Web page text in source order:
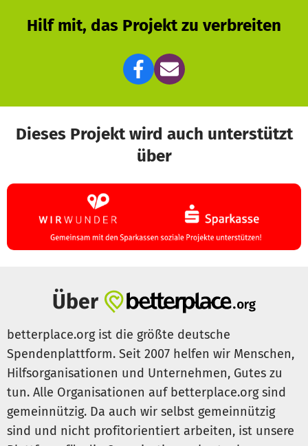
Hilf mit, das Projekt zu verbreiten
Dieses Projekt wird auch unterstützt
über
Über
betterplace.org ist die größte deutsche
Spendenplattform. Seit 2007 helfen wir Menschen,
Hilfsorganisationen und Unternehmen, Gutes zu
tun. Alle Organisationen auf betterplace.org sind
gemeinnützig. Da auch wir selbst gemeinnützig
sind und nicht profitorientiert arbeiten, ist unsere